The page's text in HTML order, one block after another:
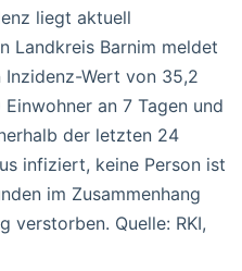
liegt aktuell
Landkreis Barnim meldet
Inzidenz-Wert von 35,2
an 7 Tagen und
der letzten 24
infiziert, keine Person ist
im Zusammenhang
verstorben. Quelle: RKI,